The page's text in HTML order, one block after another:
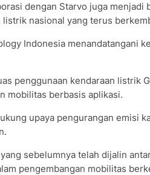
dengan Starvo juga menjadi
nasional yang terus
Indonesia menandatangani
penggunaan kendaraan listrik
mobilitas berbasis aplikasi.
upaya pengurangan emisi
sebelumnya telah dijalin
pengembangan mobilitas